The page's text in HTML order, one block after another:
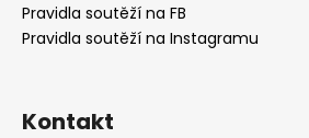
Pravidla soutěží na FB
Pravidla soutěží na Instagramu
Kontakt